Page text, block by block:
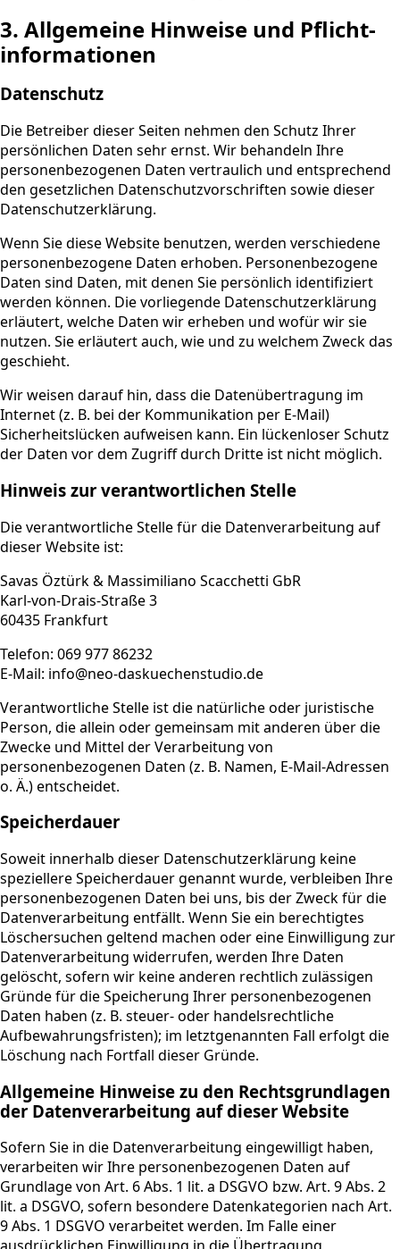
3. Allgemeine Hinweise und Pflicht­
informationen
Datenschutz
Die Betreiber dieser Seiten nehmen den Schutz Ihrer
persönlichen Daten sehr ernst. Wir behandeln Ihre
personenbezogenen Daten vertraulich und entsprechend
den gesetzlichen Datenschutzvorschriften sowie dieser
Datenschutzerklärung.
Wenn Sie diese Website benutzen, werden verschiedene
personenbezogene Daten erhoben. Personenbezogene
Daten sind Daten, mit denen Sie persönlich identifiziert
werden können. Die vorliegende Datenschutzerklärung
erläutert, welche Daten wir erheben und wofür wir sie
nutzen. Sie erläutert auch, wie und zu welchem Zweck das
geschieht.
Wir weisen darauf hin, dass die Datenübertragung im
Internet (z. B. bei der Kommunikation per E-Mail)
Sicherheitslücken aufweisen kann. Ein lückenloser Schutz
der Daten vor dem Zugriff durch Dritte ist nicht möglich.
Hinweis zur verantwortlichen Stelle
Die verantwortliche Stelle für die Datenverarbeitung auf
dieser Website ist:
Savas Öztürk & Massimiliano Scacchetti GbR
Karl-von-Drais-Straße 3
60435 Frankfurt
Telefon: 069 977 86232
E-Mail: info@neo-daskuechenstudio.de
Verantwortliche Stelle ist die natürliche oder juristische
Person, die allein oder gemeinsam mit anderen über die
Zwecke und Mittel der Verarbeitung von
personenbezogenen Daten (z. B. Namen, E-Mail-Adressen
o. Ä.) entscheidet.
Speicherdauer
Soweit innerhalb dieser Datenschutzerklärung keine
speziellere Speicherdauer genannt wurde, verbleiben Ihre
personenbezogenen Daten bei uns, bis der Zweck für die
Datenverarbeitung entfällt. Wenn Sie ein berechtigtes
Löschersuchen geltend machen oder eine Einwilligung zur
Datenverarbeitung widerrufen, werden Ihre Daten
gelöscht, sofern wir keine anderen rechtlich zulässigen
Gründe für die Speicherung Ihrer personenbezogenen
Daten haben (z. B. steuer- oder handelsrechtliche
Aufbewahrungsfristen); im letztgenannten Fall erfolgt die
Löschung nach Fortfall dieser Gründe.
Allgemeine Hinweise zu den Rechtsgrundlagen
der Datenverarbeitung auf dieser Website
Sofern Sie in die Datenverarbeitung eingewilligt haben,
verarbeiten wir Ihre personenbezogenen Daten auf
Grundlage von Art. 6 Abs. 1 lit. a DSGVO bzw. Art. 9 Abs. 2
lit. a DSGVO, sofern besondere Datenkategorien nach Art.
9 Abs. 1 DSGVO verarbeitet werden. Im Falle einer